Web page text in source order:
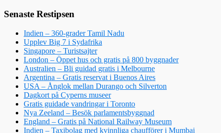
Senaste Restipsen
Indien – 360-grader Tamil Nadu
Upplev Big 7 i Sydafrika
Singapore – Turistsajter
London – Öppet hus och gratis på 800 byggnader
Australien – Bli guidad gratis i Melbourne
Argentina – Gratis reservat i Buenos Aires
USA – Ånglok mellan Durango och Silverton
Dagkort på Cyperns museer
Gratis guidade vandringar i Toronto
Nya Zeeland – Besök parlamentsbyggnad
England – Gratis på National Railway Museum
Indien – Taxibolag med kvinnliga chaufförer i Mumbai